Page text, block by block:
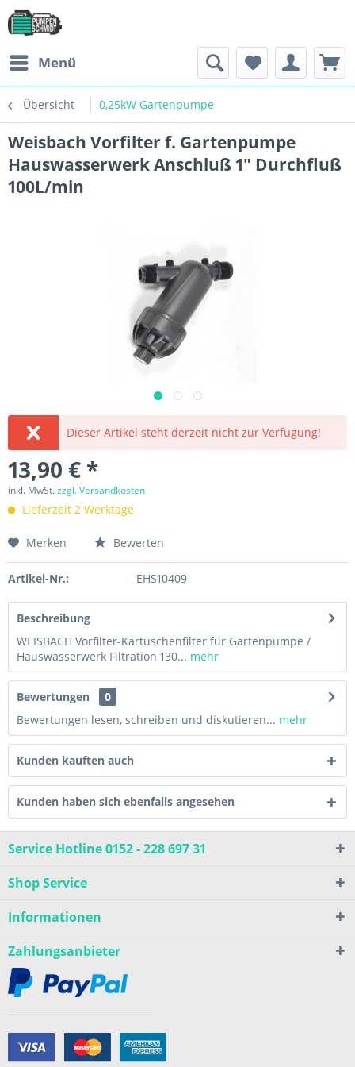
Menü
Übersicht 0,25kW Gartenpumpe
Weisbach Vorfilter f. Gartenpumpe
Hauswasserwerk Anschluß 1" Durchfluß
100L/min
Dieser Artikel steht derzeit nicht zur Verfügung!
13,90 € *
inkl. MwSt.zzgl. Versandkosten
Lieferzeit 2 Werktage
Merken Bewerten
Artikel-Nr.: EHS10409
Beschreibung
WEISBACH Vorfilter-Kartuschenfilter für Gartenpumpe /
Hauswasserwerk Filtration 130... mehr
Bewertungen
0
Bewertungen lesen, schreiben und diskutieren... mehr
Kunden kauften auch
Kunden haben sich ebenfalls angesehen
Service Hotline 0152 - 228 697 31
Shop Service
Informationen
Zahlungsanbieter